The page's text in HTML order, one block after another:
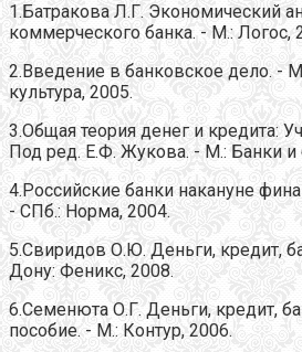
1.Батракова Л.Г. Экономический
коммерческого банка. - М.: Логос,
2.Введение в банковское дело. -
культура, 2005.
3.Общая теория денег и кредита:
Под ред. Е.Ф. Жукова. - М.: Банки
4.Российские банки накануне
- СПб.: Норма, 2004.
5.Свиридов О.Ю. Деньги, кредит,
Дону: Феникс, 2008.
6.Семенюта О.Г. Деньги, кредит,
пособие. - М.: Контур, 2006.